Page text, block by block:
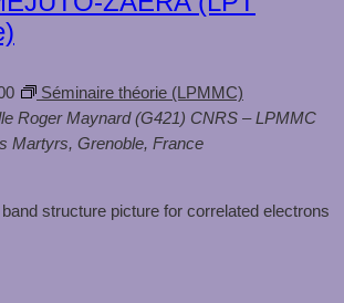
Séminaire théorie (LPMMC)
Roger Maynard (G421) CNRS – LPMMC
Martyrs, Grenoble, France
structure picture for correlated electrons